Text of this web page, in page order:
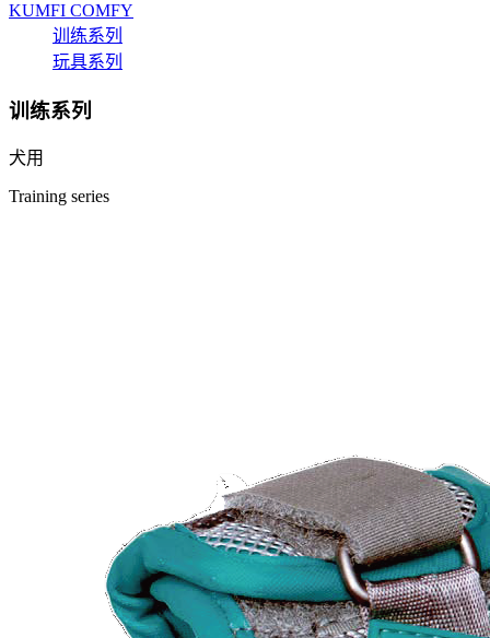
KUMFI COMFY
训练系列
玩具系列
训练系列
犬用
Training series